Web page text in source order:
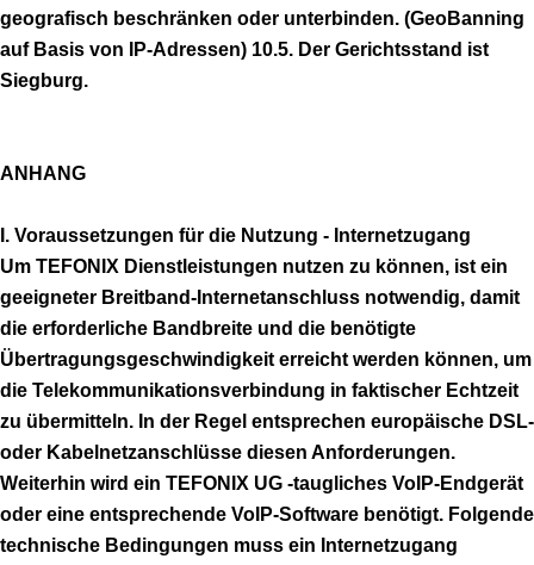
geografisch beschränken oder unterbinden. (GeoBanning
auf Basis von IP-Adressen) 10.5. Der Gerichtsstand ist
Siegburg.
ANHANG
I. Voraussetzungen für die Nutzung - Internetzugang
Um TEFONIX Dienstleistungen nutzen zu können, ist ein
geeigneter Breitband-Internetanschluss notwendig, damit
die erforderliche Bandbreite und die benötigte
Übertragungsgeschwindigkeit erreicht werden können, um
die Telekommunikationsverbindung in faktischer Echtzeit
zu übermitteln. In der Regel entsprechen europäische DSL-
oder Kabelnetzanschlüsse diesen Anforderungen.
Weiterhin wird ein TEFONIX UG -taugliches VoIP-Endgerät
oder eine entsprechende VoIP-Software benötigt. Folgende
technische Bedingungen muss ein Internetzugang